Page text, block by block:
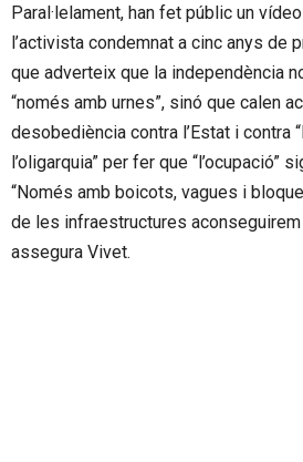
Paral·lelament, han fet públic un
l’activista condemnat a cinc anys de
que adverteix que la independència
“només amb urnes”, sinó que calen
desobediència contra l’Estat i contra
l’oligarquia” per fer que “l’ocupació”
“Només amb boicots, vagues i
de les infraestructures aconseguirem
assegura Vivet.